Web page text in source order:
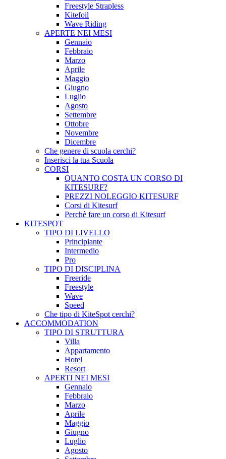
Freestyle Strapless
Kitefoil
Wave Riding
APERTE NEI MESI
Gennaio
Febbraio
Marzo
Aprile
Maggio
Giugno
Luglio
Agosto
Settembre
Ottobre
Novembre
Dicembre
Che genere di scuola cerchi?
Inserisci la tua Scuola
CORSI
QUANTO COSTA UN CORSO DI
KITESURF?
PREZZI NOLEGGIO KITESURF
Corsi di Kitesurf
Perchè fare un corso di Kitesurf
KITESPOT
TIPO DI LIVELLO
Principiante
Intermedio
Pro
TIPO DI DISCIPLINA
Freeride
Freestyle
Wave
Speed
Che tipo di KiteSpot cerchi?
ACCOMMODATION
TIPO DI STRUTTURA
Villa
Appartamento
Hotel
Resort
APERTI NEI MESI
Gennaio
Febbraio
Marzo
Aprile
Maggio
Giugno
Luglio
Agosto